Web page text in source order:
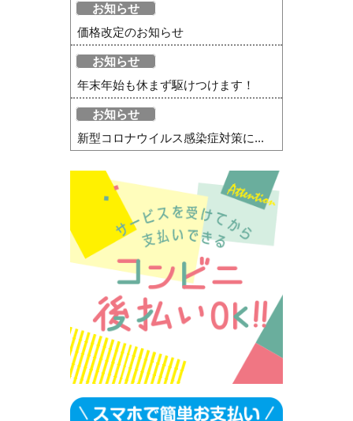
お知らせ
価格改定のお知らせ
お知らせ
年末年始も休まず駆けつけます！
お知らせ
新型コロナウイルス感染症対策に...